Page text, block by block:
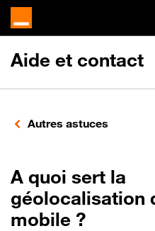
Aide et contact
Autres astuces
A quoi sert la
géolocalisation
mobile ?